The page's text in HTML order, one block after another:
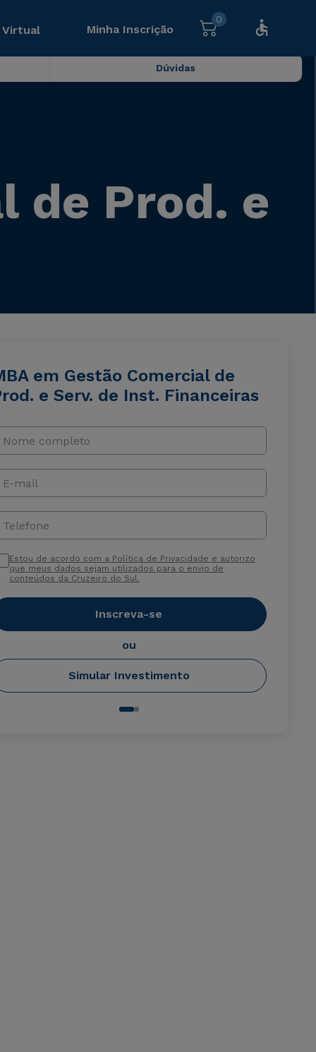
Virtual Minha Inscrição
0
Dúvidas
de Prod. e
em Gestão Comercial de
e Serv. de Inst. Financeiras
Nome completo
E-mail
Telefone
Estou de acordo com a Política de Privacidade e autorizo
que meus dados sejam utilizados para o envio de
conteúdos da Cruzeiro do Sul.
Inscreva-se
ou
Simular Investimento